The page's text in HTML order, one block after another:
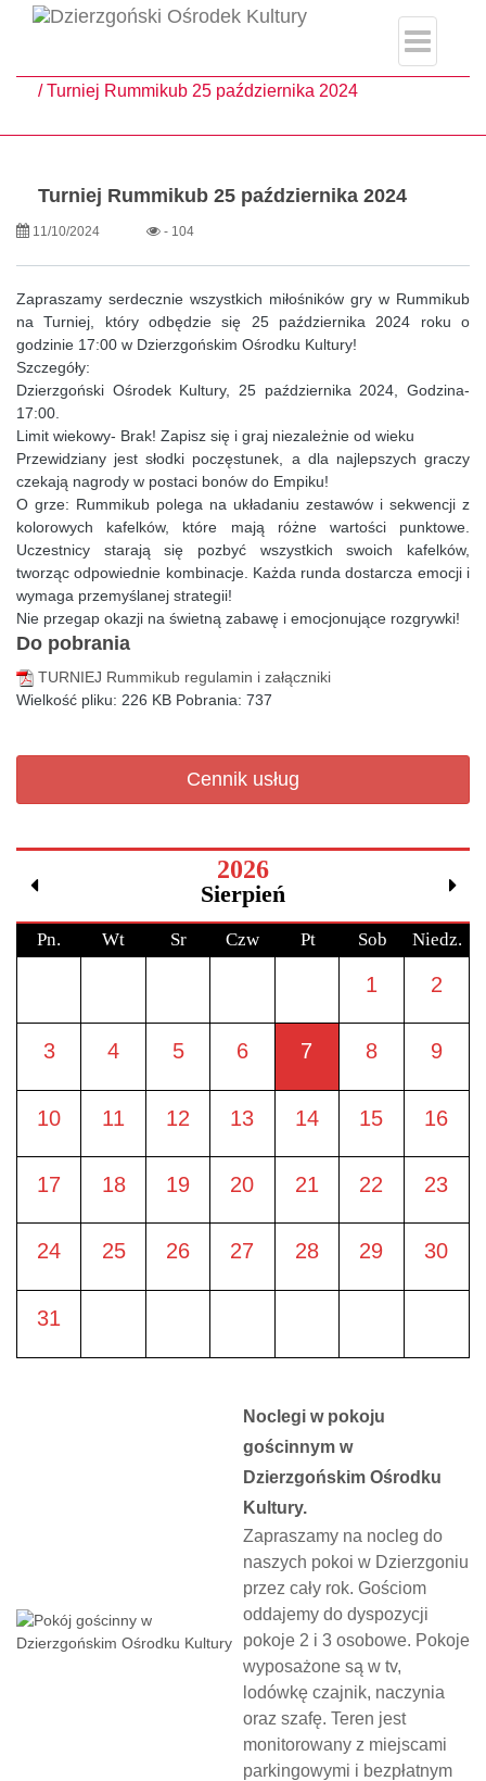
single.php
Turniej Rummikub 25 października 2024
Turniej Rummikub 25 października 2024
11/10/2024 - 104
Zapraszamy serdecznie wszystkich miłośników gry w Rummikub
na Turniej, który odbędzie się 25 października 2024 roku o
godzinie 17:00 w Dzierzgońskim Ośrodku Kultury!
Szczegóły:
Dzierzgoński Ośrodek Kultury, 25 października 2024, Godzina-
17:00.
Limit wiekowy- Brak! Zapisz się i graj niezależnie od wieku
Przewidziany jest słodki poczęstunek, a dla najlepszych graczy
czekają nagrody w postaci bonów do Empiku!
O grze: Rummikub polega na układaniu zestawów i sekwencji z
kolorowych kafelków, które mają różne wartości punktowe.
Uczestnicy starają się pozbyć wszystkich swoich kafelków,
tworząc odpowiednie kombinacje. Każda runda dostarcza emocji i
wymaga przemyślanej strategii!
Nie przegap okazji na świetną zabawę i emocjonujące rozgrywki!
Do pobrania
TURNIEJ Rummikub regulamin i załączniki
Wielkość pliku: 226 KB Pobrania: 737
Cennik usług
2026
Sierpień
Pn. Wt Sr Czw Pt Sob Niedz.
1 2
3 4 5 6 7 8 9
10 11 12 13 14 15 16
17 18 19 20 21 22 23
24 25 26 27 28 29 30
31
Noclegi w pokoju
gościnnym w
Dzierzgońskim Ośrodku
Kultury.
Zapraszamy na nocleg do
naszych pokoi w Dzierzgoniu
przez cały rok. Gościom
oddajemy do dyspozycji
pokoje 2 i 3 osobowe. Pokoje
wyposażone są w tv,
lodówkę czajnik, naczynia
oraz szafę. Teren jest
monitorowany z miejscami
parkingowymi i bezpłatnym